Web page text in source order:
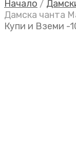
Начало /
Дамска чанта
Купи и Вземи -